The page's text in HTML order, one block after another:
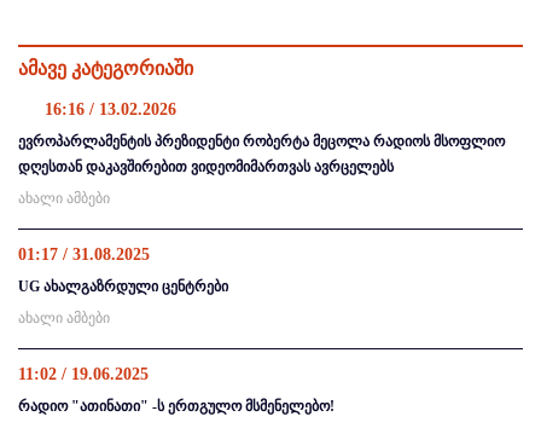
ამავე კატეგორიაში
16:16 / 13.02.2026
ევროპარლამენტის პრეზიდენტი რობერტა მეცოლა რადიოს მსოფლიო
დღესთან დაკავშირებით ვიდეომიმართვას ავრცელებს
ახალი ამბები
01:17 / 31.08.2025
UG ახალგაზრდული ცენტრები
ახალი ამბები
11:02 / 19.06.2025
რადიო "ათინათი" -ს ერთგულო მსმენელებო!